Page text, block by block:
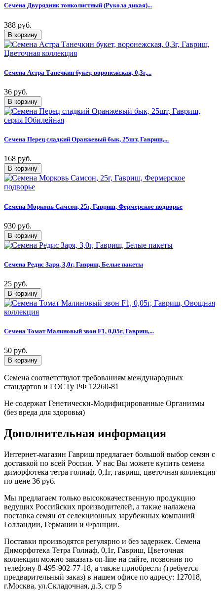
Семена Двурядник тонколистный (Рукола дикая)...
388 руб.
Семена Астра Танечкин букет, воронежская, 0,3г,...
36 руб.
Семена Перец сладкий Оранжевый бык, 25шт, Гавриш,...
168 руб.
Семена Морковь Самсон, 25г, Гавриш, Фермерское подворье
930 руб.
Семена Редис Заря, 3,0г, Гавриш, Белые пакеты
25 руб.
Семена Томат Малиновый звон F1, 0,05г, Гавриш,...
50 руб.
Семена соответствуют требованиям международных
стандартов и ГОСТу РФ 12260-81
Не содержат Генетически-Модифицированные Организмы
(без вреда для здоровья)
Дополнительная информация
Интернет-магазин Гавриш предлагает большой выбор семян с
доставкой по всей России. У нас Вы можете купить семена
диморфотека тетра голиаф, 0,1г, гавриш, цветочная коллекция
по цене 36 руб.
Мы предлагаем только высококачественную продукцию
ведущих Российских производителей, а также налажена
поставка семян от селекционных зарубежных компаний
Голландии, Германии и Франции.
Поставки производятся регулярно и без задержек. Семена
Диморфотека Тетра Голиаф, 0,1г, Гавриш, Цветочная
коллекция можно заказать on-line на сайте, позвонив по
телефону 8-495-902-77-18, а также приобрести (требуется
предварительный заказ) в нашем офисе по адресу: 127018,
г.Москва, ул.Складочная, д.3, стр 5